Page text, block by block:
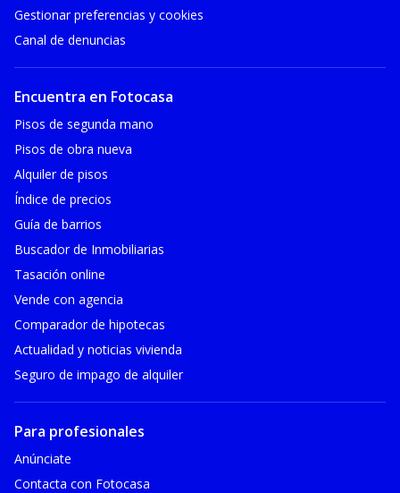
Gestionar preferencias y cookies
Canal de denuncias
Encuentra en Fotocasa
Pisos de segunda mano
Pisos de obra nueva
Alquiler de pisos
Índice de precios
Guía de barrios
Buscador de Inmobiliarias
Tasación online
Vende con agencia
Comparador de hipotecas
Actualidad y noticias vivienda
Seguro de impago de alquiler
Para profesionales
Anúnciate
Contacta con Fotocasa